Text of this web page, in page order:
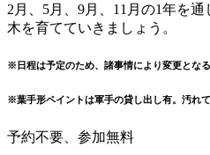
2月、5月、9月、11月の1年を
木を育てていきましょう。
※日程は予定のため、諸事情により変更とな
※葉手形ペイントは軍手の貸し出し有。汚れ
予約不要、参加無料